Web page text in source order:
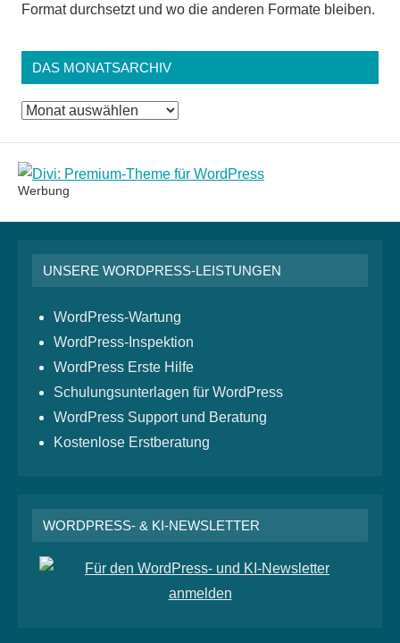
Format durchsetzt und wo die anderen Formate bleiben.
DAS MONATSARCHIV
Das
Werbung
UNSERE WORDPRESS-LEISTUNGEN
WordPress-Wartung
WordPress-Inspektion
WordPress Erste Hilfe
Schulungsunterlagen für WordPress
WordPress Support und Beratung
Kostenlose Erstberatung
WORDPRESS- & KI-NEWSLETTER